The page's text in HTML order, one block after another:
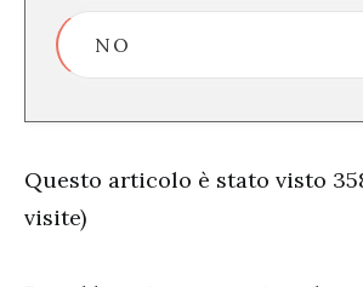
NO
Questo articolo è stato visto
visite)